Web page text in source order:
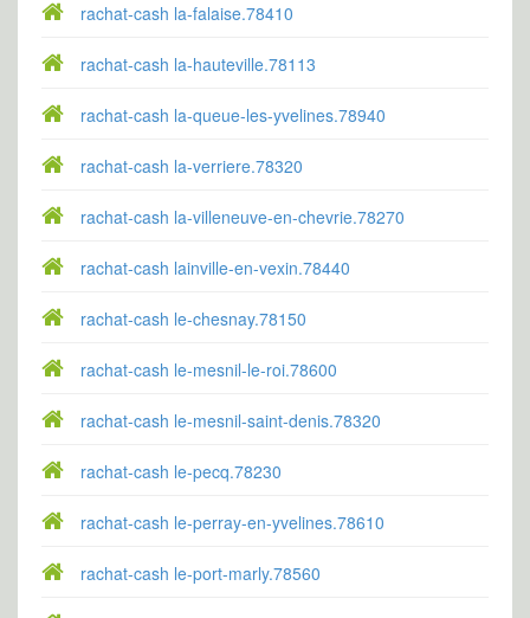
rachat-cash la-falaise.78410
rachat-cash la-hauteville.78113
rachat-cash la-queue-les-yvelines.78940
rachat-cash la-verriere.78320
rachat-cash la-villeneuve-en-chevrie.78270
rachat-cash lainville-en-vexin.78440
rachat-cash le-chesnay.78150
rachat-cash le-mesnil-le-roi.78600
rachat-cash le-mesnil-saint-denis.78320
rachat-cash le-pecq.78230
rachat-cash le-perray-en-yvelines.78610
rachat-cash le-port-marly.78560